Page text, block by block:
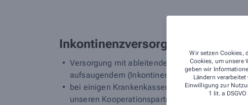
Wir setzen Cookies,
Cookies, um unsere
geben wir
Ländern
Einwilligung zur
1 lit. a
Inkontinenzversorgung
Versorgung mit ableitendem (Katheter mit
aufsaugendem (Inkontinenzeinlagen,
bei einigen Krankenkassen kann die
unseren Kooperationspartner APS